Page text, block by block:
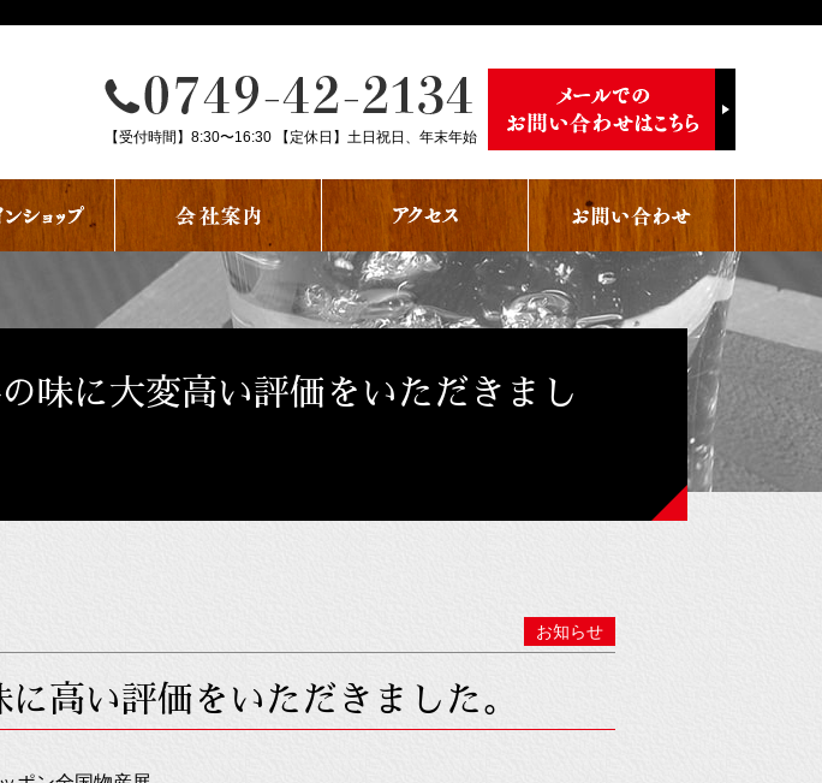
【受付時間】8:30〜16:30 【定休日】土日祝日、年末年始
味に大変高い評価をいただきまし
お知らせ
高い評価をいただきました。